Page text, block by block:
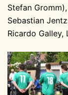
Stefan
Sebastian
Ricardo Galley,